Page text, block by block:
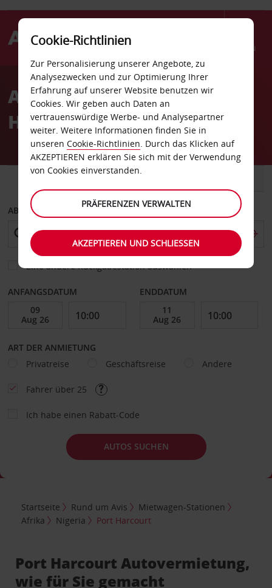
Menü
AvisAutovermietung Port
Harcourt
ABHOLEN VON
Eine andere Rückgabestation auswählen
ANFANGSDATUM ENDDATUM
ART DER ANMIETUNG
Privatreise
Geschäftsreise Andere
Fahrer über 25
Ich habe einen Rabatt-Code
AUTOS SUCHEN
Startseite Rund um Avis
Mietwagen-Stationen
Afrika
Nigeria Port Harcourt
Port Harcourt Autovermietung,
wie für Sie gemacht
Cookie-Richtlinien
Zur Personalisierung unserer Angebote, zu
Analysezwecken und zur Optimierung Ihrer
Erfahrung auf unserer Website benutzen wir
Cookies. Wir geben auch Daten an
vertrauenswürdige Werbe- und Analysepartner
weiter. Weitere Informationen finden Sie in
unseren Cookie-Richtlinien. Durch das Klicken auf
AKZEPTIEREN erklären Sie sich mit der Verwendung
von Cookies einverstanden.
PRÄFERENZEN VERWALTEN
AKZEPTIEREN UND SCHLIESSEN